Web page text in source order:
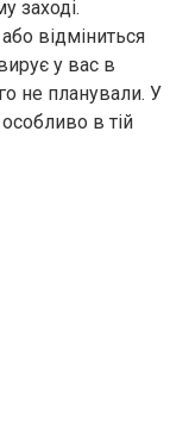
заході.
відміниться
у вас в
не планували. У
в тій